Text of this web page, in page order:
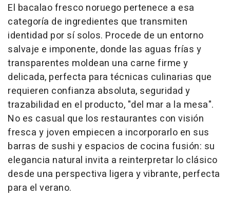
El bacalao fresco noruego pertenece a esa
categoría de ingredientes que transmiten
identidad por sí solos. Procede de un entorno
salvaje e imponente, donde las aguas frías y
transparentes moldean una carne firme y
delicada, perfecta para técnicas culinarias que
requieren confianza absoluta, seguridad y
trazabilidad en el producto, "del mar a la mesa".
No es casual que los restaurantes con visión
fresca y joven empiecen a incorporarlo en sus
barras de sushi y espacios de cocina fusión: su
elegancia natural invita a reinterpretar lo clásico
desde una perspectiva ligera y vibrante, perfecta
para el verano.